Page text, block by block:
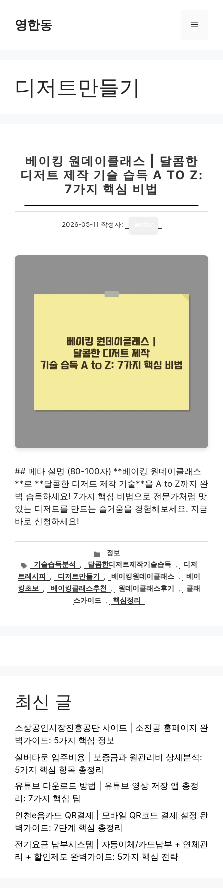
영한동 메
디저트만들기
베이킹 원데이클래스 | 달콤한
디저트 제작 기술 습득 A TO Z:
7가지 핵심 비법
2026-05-11 작성자:
## 메타 설명 (80-100자) **베이킹 원데이클래스
**로 **달콤한 디저트 제작 기술**을 A to Z까지 완
벽 습득하세요! 7가지 핵심 비법으로 전문가처럼 맛
있는 디저트를 만드는 즐거움을 경험해보세요. 지금
바로 신청하세요!
카
테
고
리
정보
태
그
기술습득분석 , 달콤한디저트제작기술습득 ,
디저
트레시피
, 디저트만들기 , 베이킹원데이클래스 ,
베이
킹초보
, 베이킹클래스추천 , 원데이클래스후기 ,
클래
스가이드 , 핵심정리
최신 글
소상공인시장진흥공단 사이트 | 소진공 홈페이지 완
벽가이드: 5가지 핵심 정보
실버타운 입주비용 | 보증금과 월관리비 상세분석:
5가지 핵심 항목 총정리
유튜브 다운로드 방법 | 유튜브 영상 저장 앱 총정
리: 7가지 핵심 팁
인천e음카드 QR결제 | 모바일 QR코드 결제 설정 완
벽가이드: 7단계 핵심 총정리
전기요금 납부시스템 | 자동이체/카드납부 + 연체관
리 + 할인제도 완벽가이드: 5가지 핵심 전략